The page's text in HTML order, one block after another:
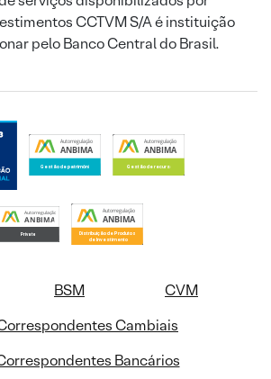
CCTVM S/A é instituição
pelo Banco Central do Brasil.
BSM
CVM
Cambiais
Bancários